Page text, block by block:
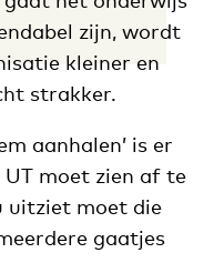
zijn, wordt
kleiner en
strakker.
aanhalen’ is er
moet zien af te
uitziet moet die
gaatjes